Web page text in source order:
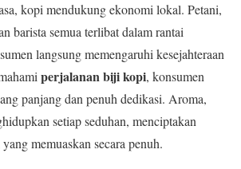
kopi mendukung ekonomi lokal. Petani,
barista semua terlibat dalam rantai
langsung memengaruhi kesejahteraan
perjalanan biji kopi, konsumen
panjang dan penuh dedikasi. Aroma,
setiap seduhan, menciptakan
memuaskan secara penuh.